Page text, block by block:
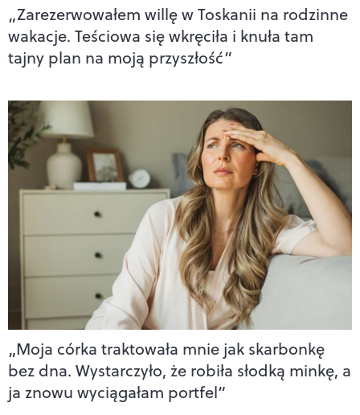
„Zarezerwowałem willę w Toskanii na rodzinne
wakacje. Teściowa się wkręciła i knuła tam
tajny plan na moją przyszłość”
„Moja córka traktowała mnie jak skarbonkę
bez dna. Wystarczyło, że robiła słodką minkę, a
ja znowu wyciągałam portfel”